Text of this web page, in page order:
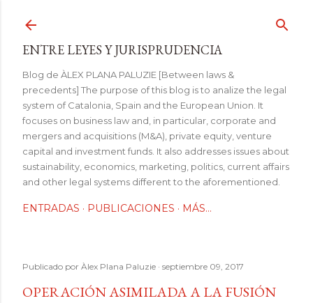
ENTRE LEYES Y JURISPRUDENCIA
Blog de ÀLEX PLANA PALUZIE [Between laws &
precedents] The purpose of this blog is to analize the legal
system of Catalonia, Spain and the European Union. It
focuses on business law and, in particular, corporate and
mergers and acquisitions (M&A), private equity, venture
capital and investment funds. It also addresses issues about
sustainability, economics, marketing, politics, current affairs
and other legal systems different to the aforementioned.
ENTRADAS PUBLICACIONES MÁS…
Publicado por Àlex Plana Paluzie septiembre 09, 2017
OPERACIÓN ASIMILADA A LA FUSIÓN